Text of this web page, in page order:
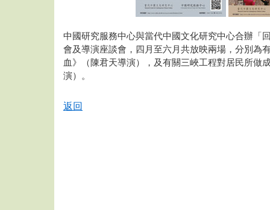
中國研究服務中心與當代中國文化研究中心合辦「
會及導演座談會，四月至六月共放映兩場，分別為
血》（陳君天導演），及有關三峽工程對居民所做
演）。
返回